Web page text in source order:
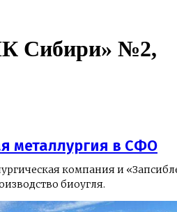
Сибири» №2,
металлургия в СФО
компания и
биоугля.